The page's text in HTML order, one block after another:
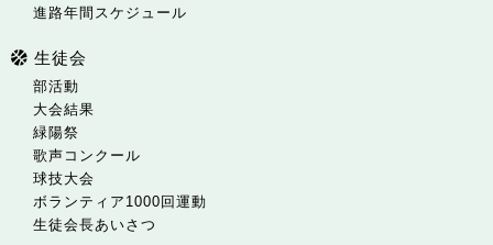
進路年間スケジュール
生徒会
部活動
大会結果
緑陽祭
歌声コンクール
球技大会
ボランティア1000回運動
生徒会長あいさつ